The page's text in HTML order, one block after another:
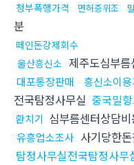
청부폭행가격
면허증위조
분
떼인돈강제회수
울산흥신소 제주도심부름
대포통장판매 흥신소이용
전국탐정사무실 중국밀
환치기 심부름센터상담비
유흥업소조사 사기당한
탐정사무실전국탐정사무